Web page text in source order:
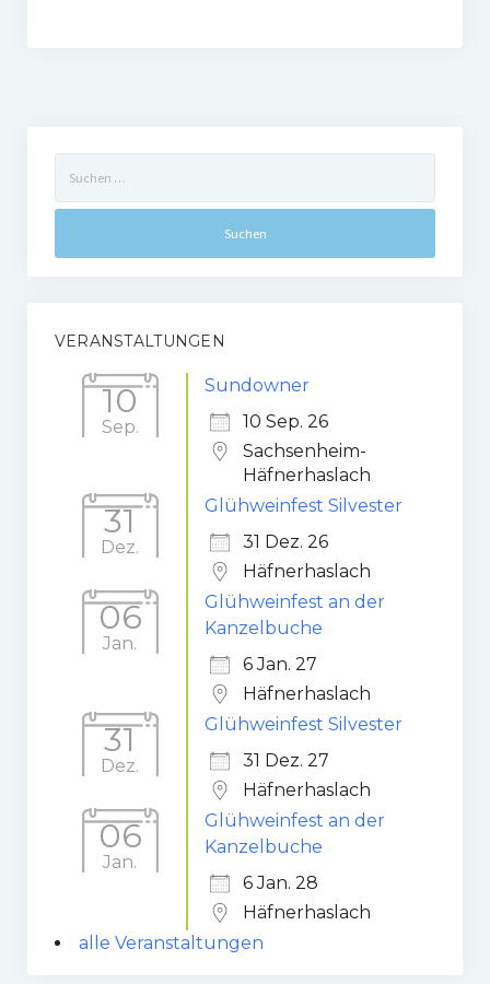
nach:
VERANSTALTUNGEN
10
Sep.
Sundowner
10 Sep. 26
Sachsenheim-
Häfnerhaslach
31
Dez.
Glühweinfest Silvester
31 Dez. 26
Häfnerhaslach
06
Jan.
Glühweinfest an der
Kanzelbuche
6 Jan. 27
Häfnerhaslach
31
Dez.
Glühweinfest Silvester
31 Dez. 27
Häfnerhaslach
06
Jan.
Glühweinfest an der
Kanzelbuche
6 Jan. 28
Häfnerhaslach
alle Veranstaltungen